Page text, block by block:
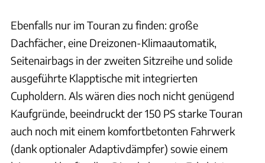
Ebenfalls nur im Touran zu finden: große
Dachfächer, eine Dreizonen-Klimaautomatik,
Seitenairbags in der zweiten Sitzreihe und solide
ausgeführte Klapptische mit integrierten
Cupholdern. Als wären dies noch nicht genügend
Kaufgründe, beeindruckt der 150 PS starke Touran
auch noch mit einem komfortbetonten Fahrwerk
(dank optionaler Adaptivdämpfer) sowie einem